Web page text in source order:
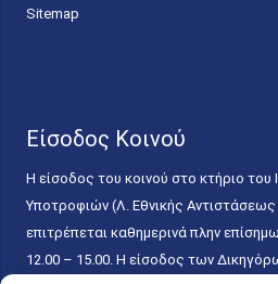
Sitemap
Είσοδος Κοινού
Η είσοδος του κοινού στο κτήριο
Υποτροφιών (Λ. Εθνικής Αντιστάσεως
επιτρέπεται καθημερινά πλην
12.00 – 15.00. Η είσοδος των